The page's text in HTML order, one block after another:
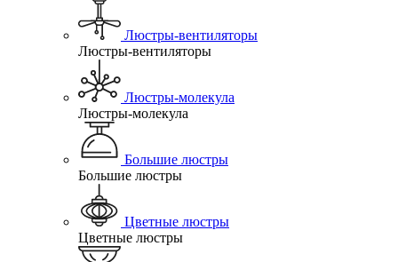
Люстры-вентиляторы
Люстры-вентиляторы
Люстры-молекула
Люстры-молекула
Большие люстры
Большие люстры
Цветные люстры
Цветные люстры